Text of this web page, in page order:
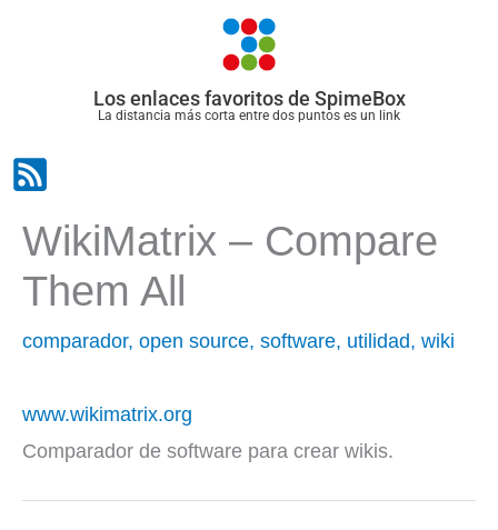
Los enlaces favoritos de SpimeBox
La distancia más corta entre dos puntos es un link
WikiMatrix – Compare
Them All
comparador, open source, software, utilidad, wiki
www.wikimatrix.org
Comparador de software para crear wikis.